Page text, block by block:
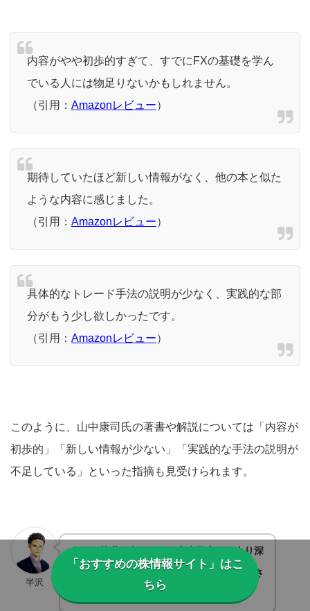
内容がやや初歩的すぎて、すでにFXの基礎を学ん
でいる人には物足りないかもしれません。
（引用： Amazonレビュー）
期待していたほど新しい情報がなく、他の本と似た
ような内容に感じました。
（引用： Amazonレビュー）
具体的なトレード手法の説明が少なく、実践的な部
分がもう少し欲しかったです。
（引用： Amazonレビュー）
このように、山中康司氏の著書や解説については「内容が
初歩的」「新しい情報が少ない」「実践的な手法の説明が
不足している」といった指摘も見受けられます。
半沢
すでに基礎を身につけた中上級者や、より深
い実践ノウハウを求める読者には物足りなさ
「おすすめの株情報サイト」はこ
ちら